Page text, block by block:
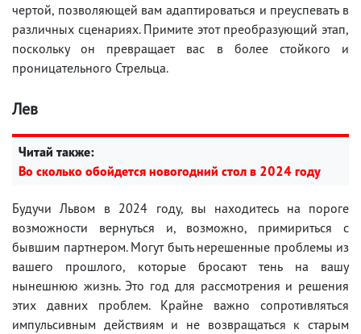
чертой, позволяющей вам адаптироваться и преуспевать в
различных сценариях. Примите этот преобразующий этап,
поскольку он превращает вас в более стойкого и
проницательного Стрельца.
Лев
Читай также:
Во сколько обойдется новогодний стол в 2024 году
Будучи Львом в 2024 году, вы находитесь на пороге
возможности вернуться и, возможно, примириться с
бывшим партнером. Могут быть нерешенные проблемы из
вашего прошлого, которые бросают тень на вашу
нынешнюю жизнь. Это год для рассмотрения и решения
этих давних проблем. Крайне важно сопротивляться
импульсивным действиям и не возвращаться к старым